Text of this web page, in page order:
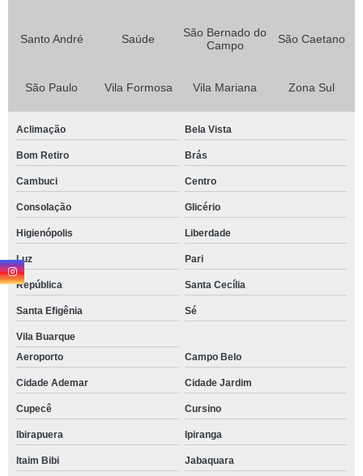
Santo André Saúde
São Bernado do
Campo
São Caetano
São Paulo Vila Formosa Vila Mariana Zona Sul
Aclimação Bela Vista
Bom Retiro Brás
Cambuci Centro
Consolação Glicério
Higienópolis Liberdade
Luz Pari
República Santa Cecília
Santa Efigênia Sé
Vila Buarque
Aeroporto
Campo Belo
Cidade Ademar Cidade Jardim
Cupecê Cursino
Ibirapuera Ipiranga
Itaim Bibi Jabaquara